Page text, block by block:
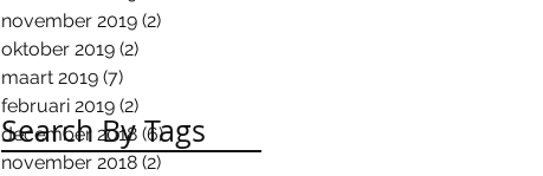
Search By Tags
november 2019 (2)
oktober 2019 (2)
maart 2019 (7)
februari 2019 (2)
december 2018 (6)6 posts
november 2018 (2)